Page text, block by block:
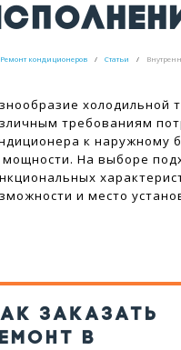
Ремонт кондиционеров Статьи
холодильной
требованиям
к наружному
мощности. На выборе
и место
ЗАКАЗАТЬ
В